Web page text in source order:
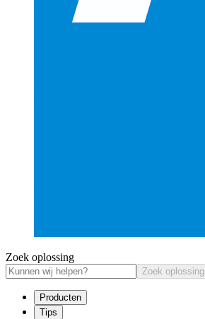
Zoek oplossing
Zoek oplossing
Producten
Tips